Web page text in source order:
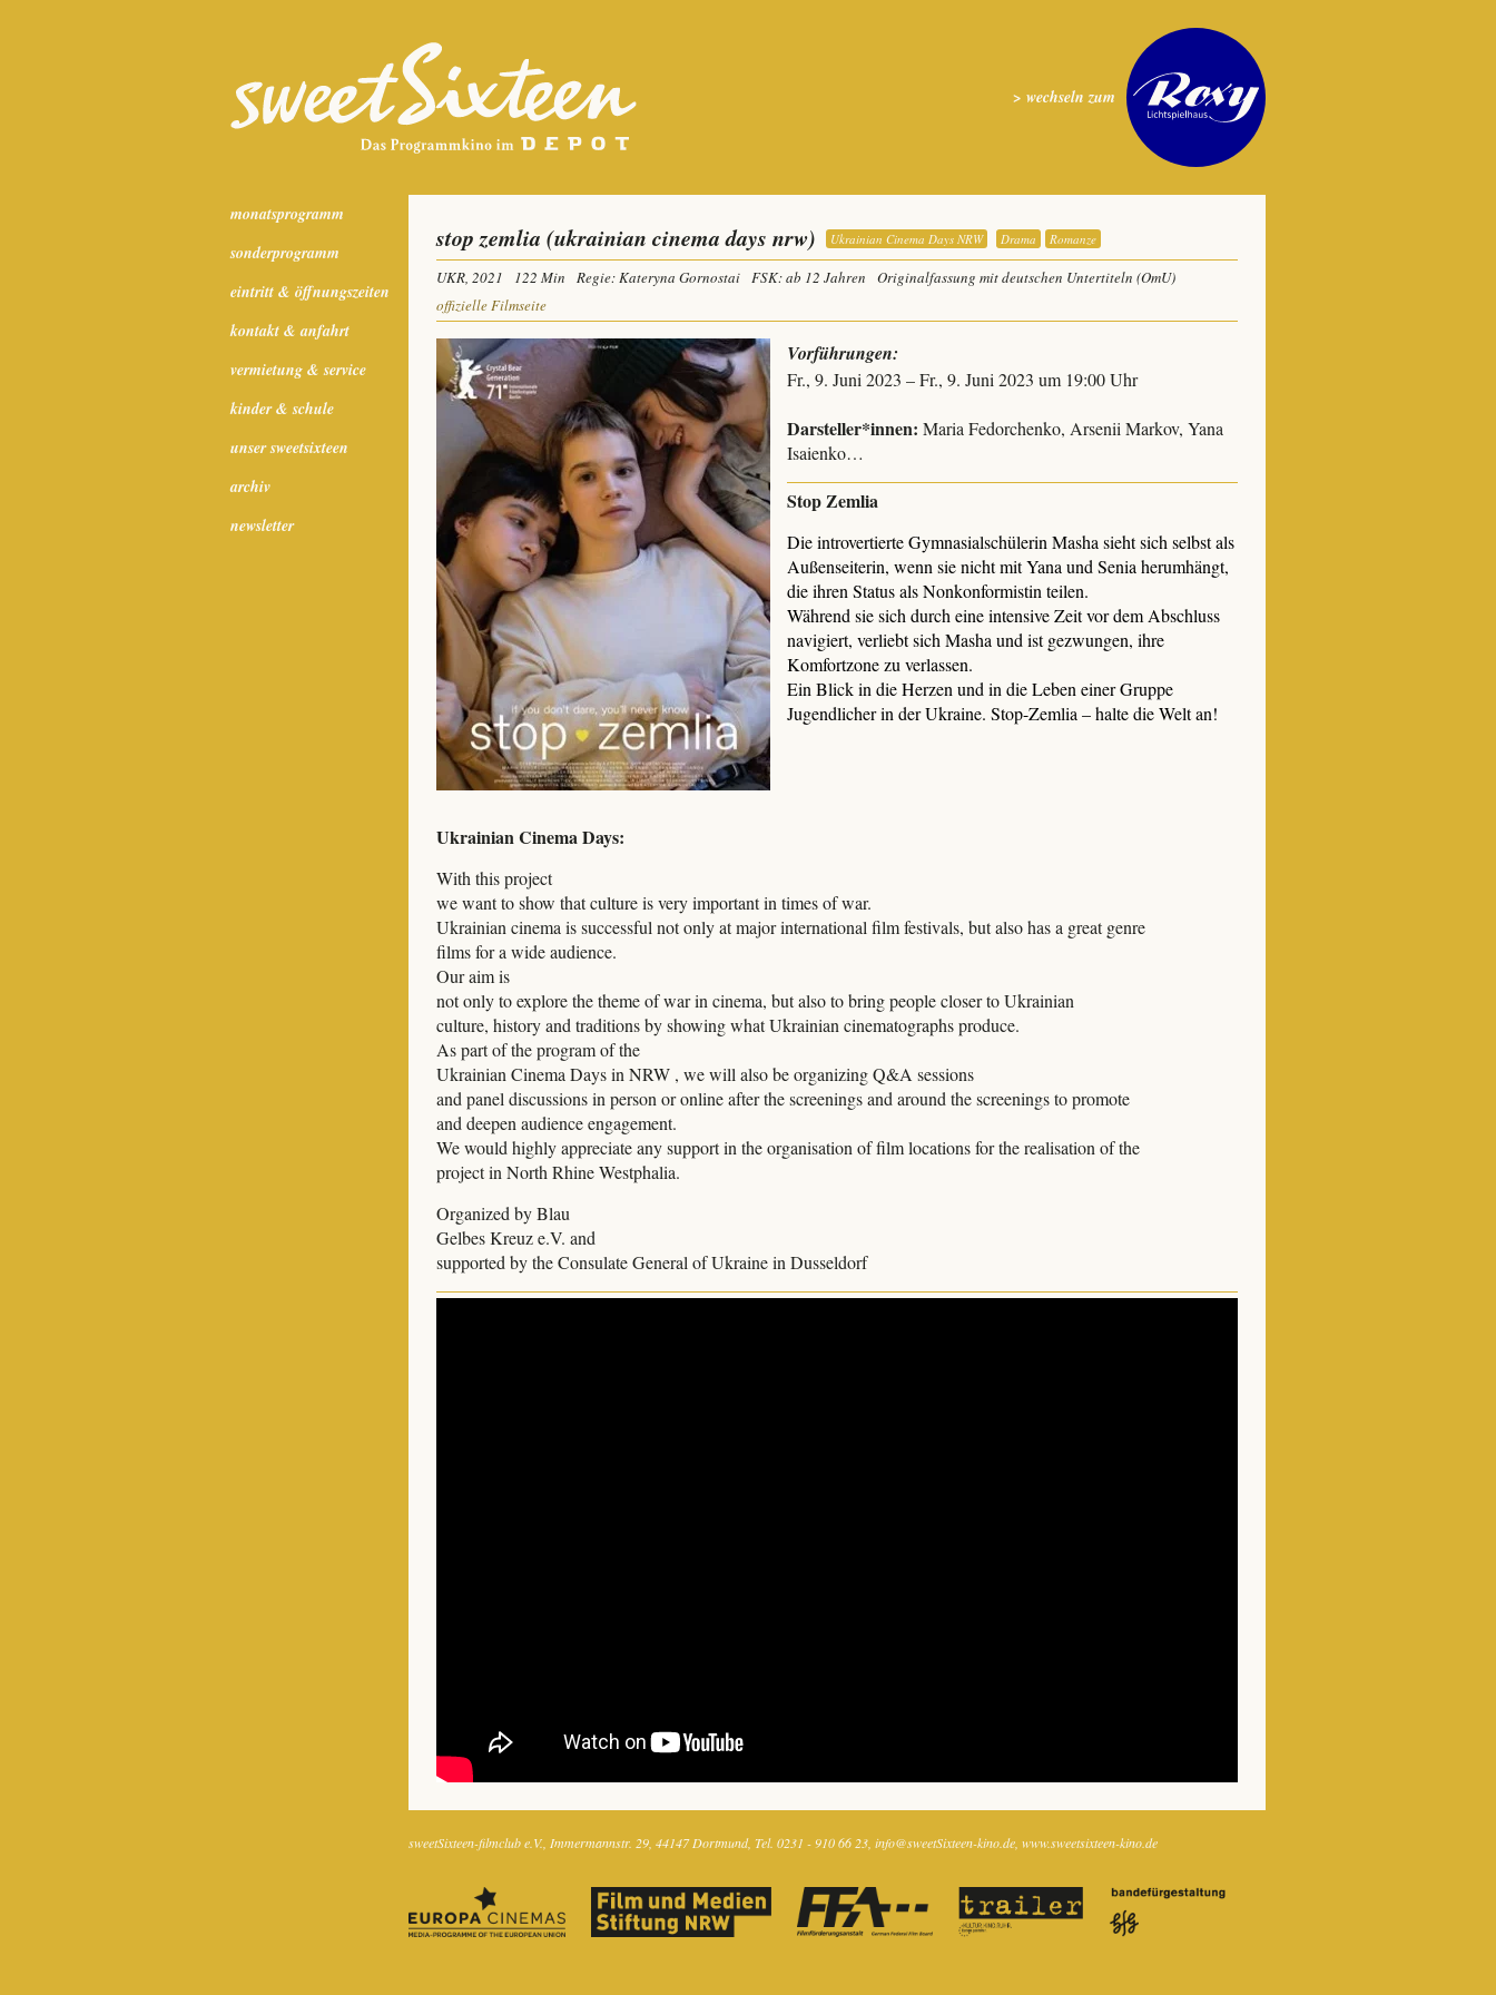
> wechseln zum
monatsprogramm
sonderprogramm
eintritt & öffnungszeiten
kontakt & anfahrt
vermietung & service
kinder & schule
unser sweetsixteen
archiv
newsletter
stop zemlia (ukrainian cinema days nrw) Ukrainian Cinema Days NRW Drama Romanze
UKR, 2021 122 Min Regie: Kateryna Gornostai FSK: ab 12 Jahren
Originalfassung mit deutschen Untertiteln (OmU)
offizielle Filmseite
Vorführungen:
Fr., 9. Juni 2023 – Fr., 9. Juni 2023 um 19:00 Uhr
Darsteller*innen: Maria Fedorchenko, Arsenii Markov, Yana
Isaienko…
Stop Zemlia
Die introvertierte Gymnasialschülerin Masha sieht sich selbst als
Außenseiterin, wenn sie nicht mit Yana und Senia herumhängt,
die ihren Status als Nonkonformistin teilen.
Während sie sich durch eine intensive Zeit vor dem Abschluss
navigiert, verliebt sich Masha und ist gezwungen, ihre
Komfortzone zu verlassen.
Ein Blick in die Herzen und in die Leben einer Gruppe
Jugendlicher in der Ukraine. Stop-Zemlia – halte die Welt an!
Ukrainian Cinema Days:
With this project
we want to show that culture is very important in times of war.
Ukrainian cinema is successful not only at major international film festivals, but also has a great genre
films for a wide audience.
Our aim is
not only to explore the theme of war in cinema, but also to bring people closer to Ukrainian
culture, history and traditions by showing what Ukrainian cinematographs produce.
As part of the program of the
Ukrainian Cinema Days in NRW , we will also be organizing Q&A sessions
and panel discussions in person or online after the screenings and around the screenings to promote
and deepen audience engagement.
We would highly appreciate any support in the organisation of film locations for the realisation of the
project in North Rhine Westphalia.
Organized by Blau
Gelbes Kreuz e.V. and
supported by the Consulate General of Ukraine in Dusseldorf
sweetSixteen-filmclub e.V. Immermannstr. 29 44147 Dortmund Tel. 0231 - 910 66 23 info@sweetSixteen-kino.de www.sweetsixteen-kino.de